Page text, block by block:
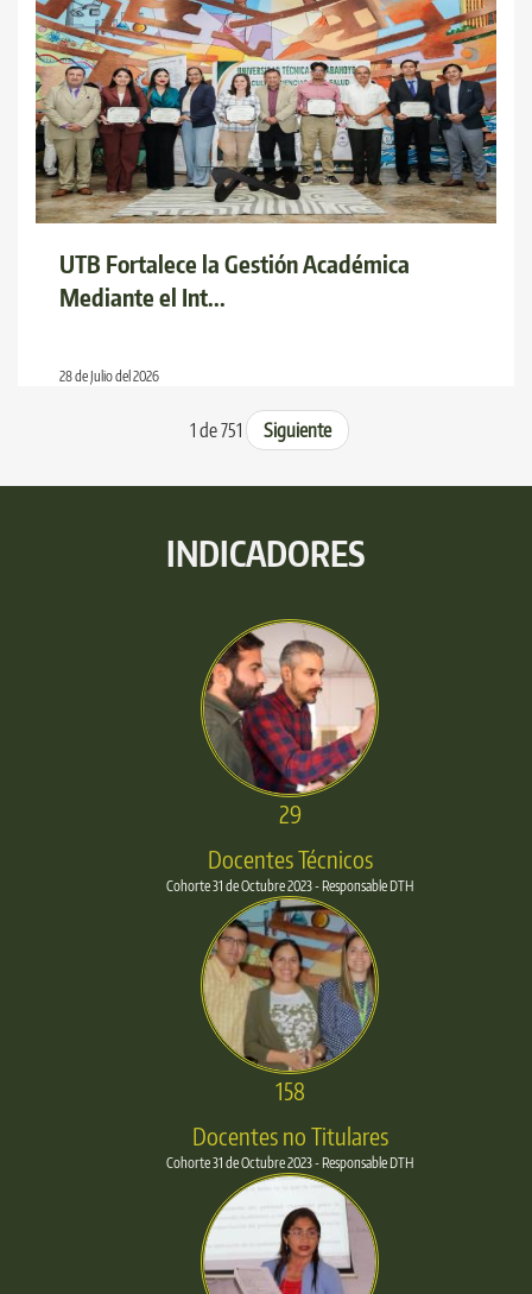
UTB Fortalece la Gestión Académica
Mediante el Int...
28 de Julio del 2026
1 de 751 Siguiente
INDICADORES
29
Docentes Técnicos
Cohorte 31 de Octubre 2023 - Responsable DTH
158
Docentes no Titulares
Cohorte 31 de Octubre 2023 - Responsable DTH